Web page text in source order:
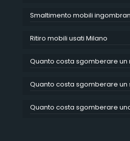
Smaltimento mobili
Ritiro mobili usati Milano
Quanto costa sgomberare un
Quanto costa sgomberare un
Quanto costa sgomberare